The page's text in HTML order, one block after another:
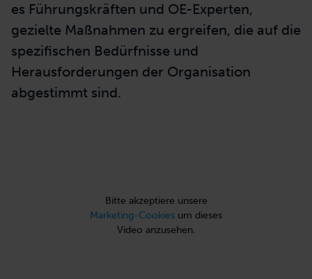
es Führungskräften und OE-Experten,
gezielte Maßnahmen zu ergreifen, die auf die
spezifischen Bedürfnisse und
Herausforderungen der Organisation
abgestimmt sind.
Bitte akzeptiere unsere
Marketing-Cookies um dieses
Video anzusehen.